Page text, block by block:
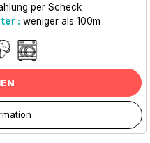
per Scheck
: weniger als 100m